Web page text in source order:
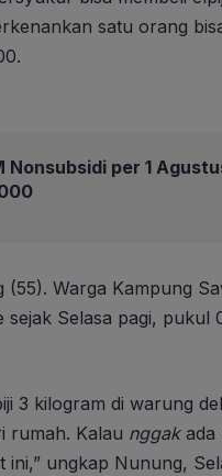
satu orang
Nonsubsidi per 1
Warga Kampung
sejak Selasa pagi, pukul
3 kilogram di warung
rumah. Kalau nggakada
ini,” ungkap Nunung,